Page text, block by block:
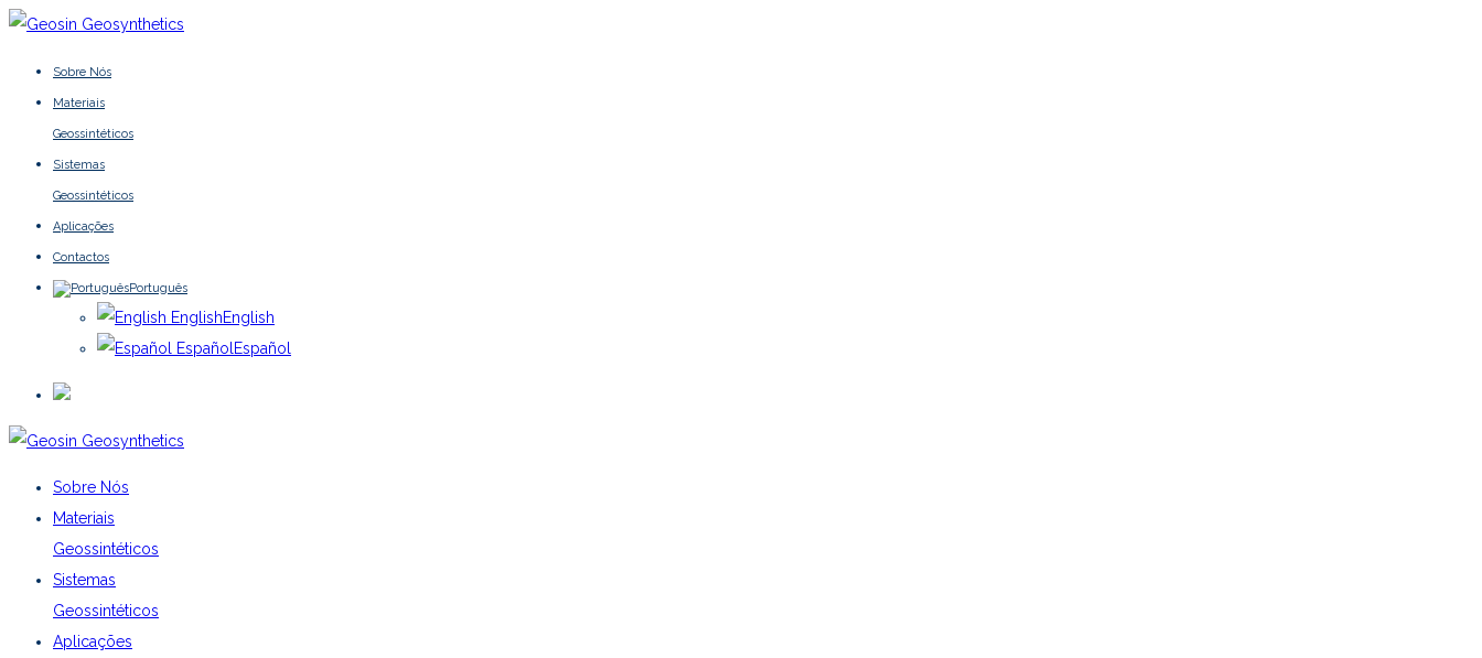
Sobre Nós
Materiais
Geossintéticos
Sistemas
Geossintéticos
Aplicações
Contactos
Português
EnglishEnglish
Español Español
Sobre Nós
Materiais
Geossintéticos
Sistemas
Geossintéticos
Aplicações